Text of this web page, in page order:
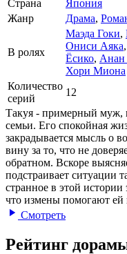
Страна
Япония
Жанр
Драма,
В ролях
Маэда Гоки,
Ониси Аяка,
Ёсико, Анан
Хори Миона
Количество
серий
12
Такуя - примерный муж,
семьи. Его спокойная
закрадывается мысль о
вину за то, что не
обратном. Вскоре
подстраивает ситуации
странное в этой
что измены помогают ей
Смотреть
Рейтинг